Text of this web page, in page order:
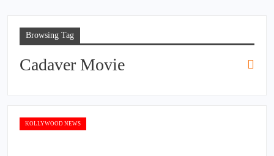
Browsing Tag
Cadaver Movie
KOLLYWOOD NEWS